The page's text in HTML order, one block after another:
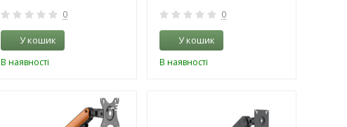
0
У кошик
В наявності
0
У кошик
В наявності
-3%